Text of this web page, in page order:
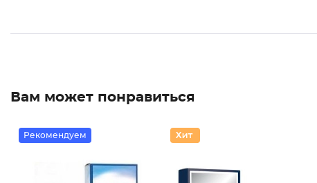
Вам может понравиться
Рекомендуем